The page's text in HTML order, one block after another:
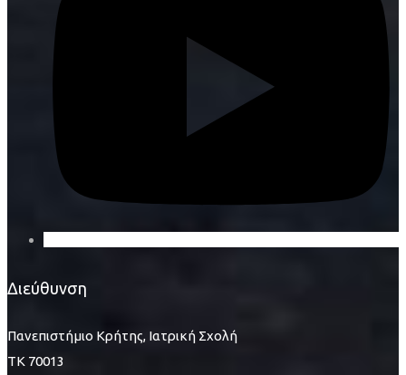
Διεύθυνση
Πανεπιστήμιο Κρήτης, Ιατρική Σχολή
ΤΚ 70013